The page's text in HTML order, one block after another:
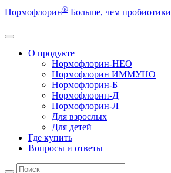
Нормофлорин® Больше, чем пробиотики
О продукте
Нормофлорин-НЕО
Нормофлорин ИММУНО
Нормофлорин-Б
Нормофлорин-Д
Нормофлорин-Л
Для взрослых
Для детей
Где купить
Вопросы и ответы